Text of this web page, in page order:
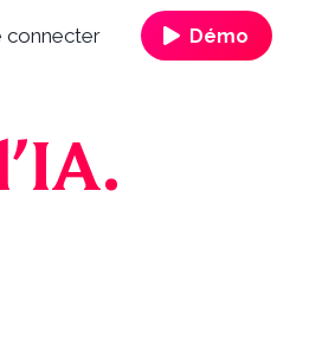
connecter Démo